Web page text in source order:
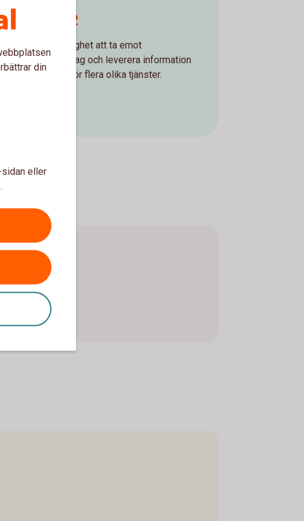
ISO20022
Vi erbjuder möjlighet att ta emot
betalningsuppdrag och leverera information
till våra kunder för flera olika tjänster.
din
eller
.